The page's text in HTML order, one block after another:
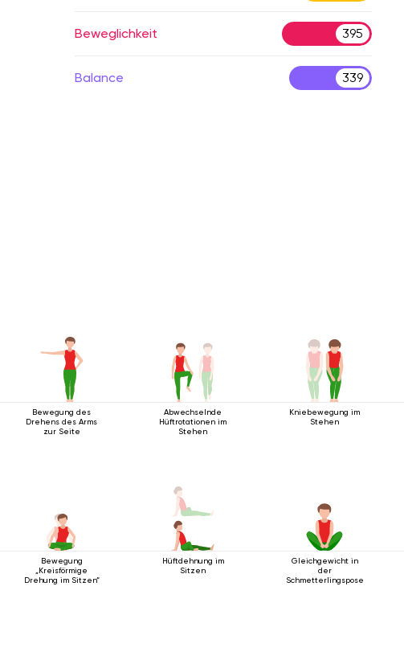
Beweglichkeit 395
Balance 339
Bewegung des
Drehens des Arms
zur Seite
Abwechselnde
Hüftrotationen im
Stehen
Kniebewegung im
Stehen
Bewegung
„Kreisförmige
Drehung im Sitzen“
Hüftdehnung im
Sitzen
Gleichgewicht in
der
Schmetterlingspose